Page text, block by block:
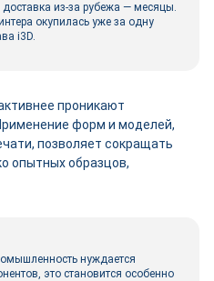
из-за рубежа — месяцы.
окупилась уже за одну
i3D.
проникают
форм и моделей,
позволяет сокращать
опытных образцов,
нуждается
это становится особенно